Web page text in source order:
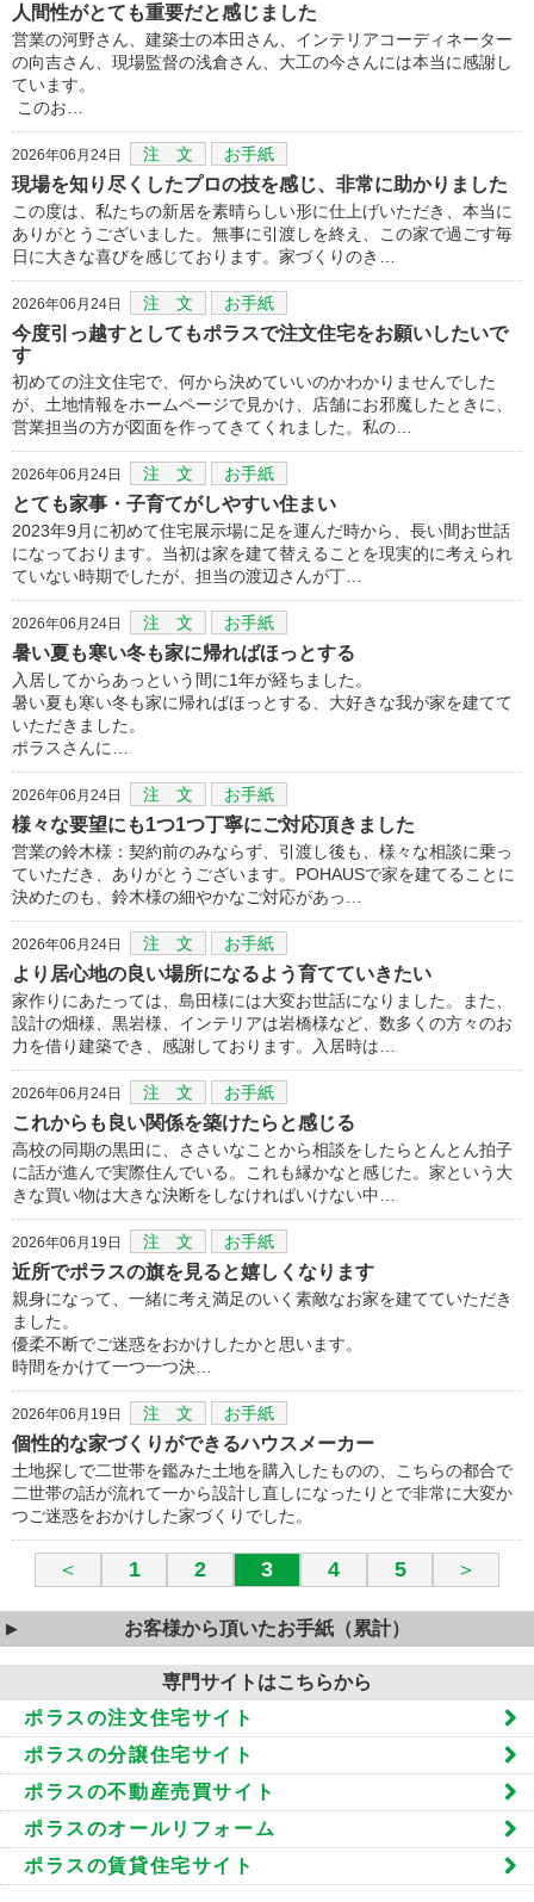
人間性がとても重要だと感じました
営業の河野さん、建築士の本田さん、インテリアコーディネーター
の向吉さん、現場監督の浅倉さん、大工の今さんには本当に感謝し
ています。
このお…
2026年06月24日 注 文 お手紙
現場を知り尽くしたプロの技を感じ、非常に助かりました
この度は、私たちの新居を素晴らしい形に仕上げいただき、本当に
ありがとうございました。無事に引渡しを終え、この家で過ごす毎
日に大きな喜びを感じております。家づくりのき…
2026年06月24日 注 文 お手紙
今度引っ越すとしてもポラスで注文住宅をお願いしたいで
す
初めての注文住宅で、何から決めていいのかわかりませんでした
が、土地情報をホームページで見かけ、店舗にお邪魔したときに、
営業担当の方が図面を作ってきてくれました。私の…
2026年06月24日 注 文 お手紙
とても家事・子育てがしやすい住まい
2023年9月に初めて住宅展示場に足を運んだ時から、長い間お世話
になっております。当初は家を建て替えることを現実的に考えられ
ていない時期でしたが、担当の渡辺さんが丁…
2026年06月24日 注 文 お手紙
暑い夏も寒い冬も家に帰ればほっとする
入居してからあっという間に1年が経ちました。
暑い夏も寒い冬も家に帰ればほっとする、大好きな我が家を建てて
いただきました。
ポラスさんに…
2026年06月24日 注 文 お手紙
様々な要望にも1つ1つ丁寧にご対応頂きました
営業の鈴木様：契約前のみならず、引渡し後も、様々な相談に乗っ
ていただき、ありがとうございます。POHAUSで家を建てることに
決めたのも、鈴木様の細やかなご対応があっ…
2026年06月24日 注 文 お手紙
より居心地の良い場所になるよう育てていきたい
家作りにあたっては、島田様には大変お世話になりました。また、
設計の畑様、黒岩様、インテリアは岩橋様など、数多くの方々のお
力を借り建築でき、感謝しております。入居時は…
2026年06月24日 注 文 お手紙
これからも良い関係を築けたらと感じる
高校の同期の黒田に、ささいなことから相談をしたらとんとん拍子
に話が進んで実際住んでいる。これも縁かなと感じた。家という大
きな買い物は大きな決断をしなければいけない中…
2026年06月19日 注 文 お手紙
近所でポラスの旗を見ると嬉しくなります
親身になって、一緒に考え満足のいく素敵なお家を建てていただき
ました。
優柔不断でご迷惑をおかけしたかと思います。
時間をかけて一つ一つ決…
2026年06月19日 注 文 お手紙
個性的な家づくりができるハウスメーカー
土地探しで二世帯を鑑みた土地を購入したものの、こちらの都合で
二世帯の話が流れて一から設計し直しになったりとで非常に大変か
つご迷惑をおかけした家づくりでした。
＜ 1 2 3 4 5 ＞
お客様から頂いたお手紙（累計）
専門サイトはこちらから
ポラスの注文住宅サイト
ポラスの分譲住宅サイト
ポラスの不動産売買サイト
ポラスのオールリフォーム
ポラスの賃貸住宅サイト